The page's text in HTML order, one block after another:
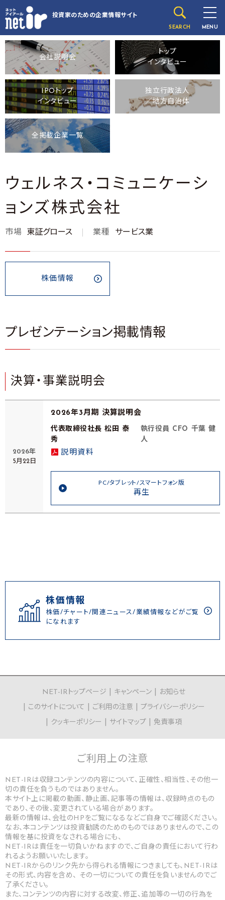
投資家のための企業情報サイト
SEARCH MENU
会社説明会
トップ
インタビュー
IPOトップ
インタビュー
独立行政法人
／地方自治体
全掲載企業一覧
ウェルネス・コミュニケーシ
ョンズ株式会社
市場 東証グロース 業種 サービス業
株価情報
プレゼンテーション掲載情報
決算・事業説明会
2026年
5月22日
2026年3月期 決算説明会
代表取締役社長 松田 泰
秀
執行役員 CFO 千葉 健
人
説明資料
PC/タブレット/スマートフォン版
再生
株価情報
株価/チャート/関連ニュース/業績情報などがご覧
になれます
NET-IRトップページ キャンペーン
お知らせ
このサイトについて
ご利用の注意
プライバシーポリシー
クッキーポリシー
サイトマップ 免責事項
ご利用上の注意
NET-IRは収録コンテンツの内容について、正確性、相当性、その他一
切の責任を負うものではありません。
本サイト上に掲載の動画、静止画、記事等の情報は、収録時点のもの
であり、その後、変更されている場合があります。
最新の情報は、会社のHPをご覧になるなどご自身でご確認ください。
なお、本コンテンツは投資勧誘のためのものではありませんので、この
情報を基に投資をなされる場合にも、
NET-IRは責任を一切負いかねますので、ご自身の責任において行わ
れるようお願いいたします。
NET-IRからのリンク先から得られる情報につきましても、NET-IRは
その形式、内容を含め、 その一切についての責任を負いませんのでご
了承ください。
また、コンテンツの内容に対する改変、修正、追加等の一切の行為を